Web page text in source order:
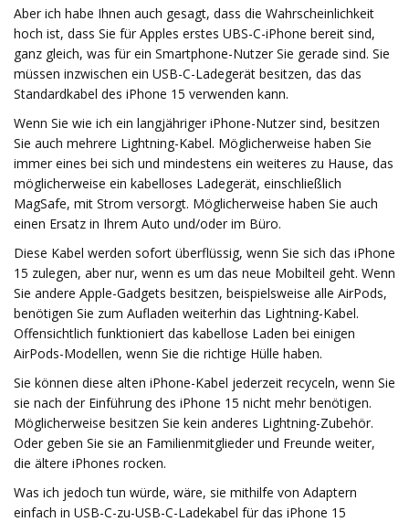
Aber ich habe Ihnen auch gesagt, dass die Wahrscheinlichkeit
hoch ist, dass Sie für Apples erstes UBS-C-iPhone bereit sind,
ganz gleich, was für ein Smartphone-Nutzer Sie gerade sind. Sie
müssen inzwischen ein USB-C-Ladegerät besitzen, das das
Standardkabel des iPhone 15 verwenden kann.
Wenn Sie wie ich ein langjähriger iPhone-Nutzer sind, besitzen
Sie auch mehrere Lightning-Kabel. Möglicherweise haben Sie
immer eines bei sich und mindestens ein weiteres zu Hause, das
möglicherweise ein kabelloses Ladegerät, einschließlich
MagSafe, mit Strom versorgt. Möglicherweise haben Sie auch
einen Ersatz in Ihrem Auto und/oder im Büro.
Diese Kabel werden sofort überflüssig, wenn Sie sich das iPhone
15 zulegen, aber nur, wenn es um das neue Mobilteil geht. Wenn
Sie andere Apple-Gadgets besitzen, beispielsweise alle AirPods,
benötigen Sie zum Aufladen weiterhin das Lightning-Kabel.
Offensichtlich funktioniert das kabellose Laden bei einigen
AirPods-Modellen, wenn Sie die richtige Hülle haben.
Sie können diese alten iPhone-Kabel jederzeit recyceln, wenn Sie
sie nach der Einführung des iPhone 15 nicht mehr benötigen.
Möglicherweise besitzen Sie kein anderes Lightning-Zubehör.
Oder geben Sie sie an Familienmitglieder und Freunde weiter,
die ältere iPhones rocken.
Was ich jedoch tun würde, wäre, sie mithilfe von Adaptern
einfach in USB-C-zu-USB-C-Ladekabel für das iPhone 15